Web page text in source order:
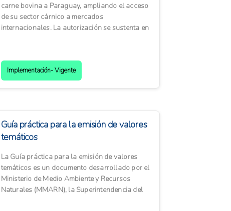
carne bovina a Paraguay, ampliando el acceso
de su sector cárnico a mercados
internacionales. La autorización se sustenta en
Implementación- Vigente
Guía práctica para la emisión de valores
temáticos
La Guía práctica para la emisión de valores
temáticos es un documento desarrollado por el
Ministerio de Medio Ambiente y Recursos
Naturales (MMARN), la Superintendencia del